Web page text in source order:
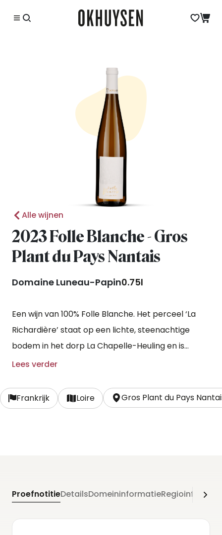
Alle wijnen
2023 Folle Blanche - Gros
Plant du Pays Nantais
Domaine Luneau-Papin0.75l
Een wijn van 100% Folle Blanche. Het perceel ‘La
Richardière’ staat op een lichte, steenachtige
bodem in het dorp La Chapelle-Heuling en is
aangeplant in 1974. De vergisting en rijping vindt
voor een periode van 6 maanden.
Lees verder
Frankrijk Loire Gros Plant du Pays
ProefnotitieDetailsDomeininformatie